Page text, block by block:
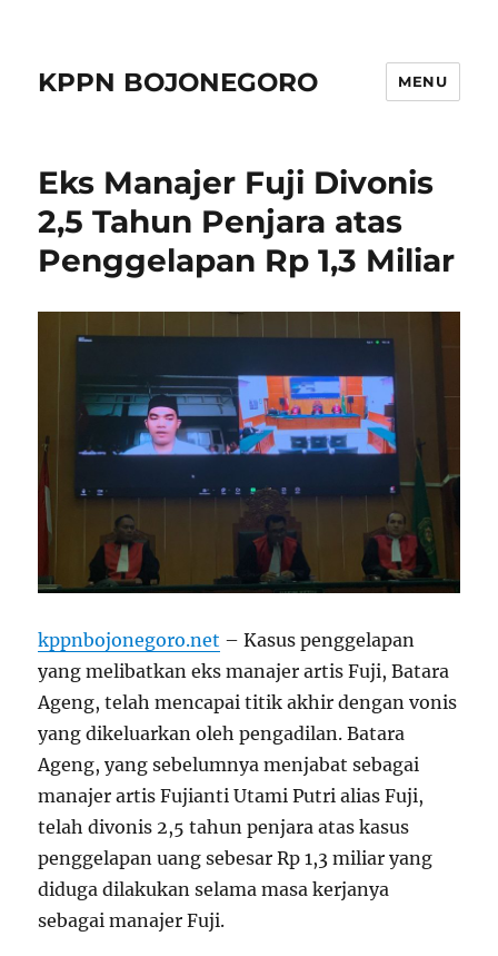
KPPN BOJONEGORO MENU
Eks Manajer Fuji Divonis
2,5 Tahun Penjara atas
Penggelapan Rp 1,3 Miliar
kppnbojonegoro.net – Kasus penggelapan
yang melibatkan eks manajer artis Fuji, Batara
Ageng, telah mencapai titik akhir dengan vonis
yang dikeluarkan oleh pengadilan. Batara
Ageng, yang sebelumnya menjabat sebagai
manajer artis Fujianti Utami Putri alias Fuji,
telah divonis 2,5 tahun penjara atas kasus
penggelapan uang sebesar Rp 1,3 miliar yang
diduga dilakukan selama masa kerjanya
sebagai manajer Fuji.